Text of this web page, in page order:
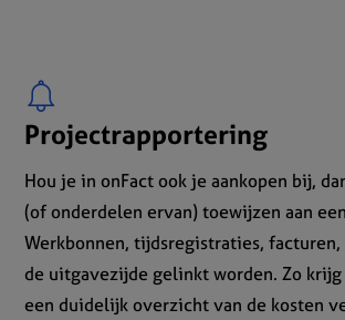
Projectrapportering
Hou je in onFact ook je aankopen bij,
(of onderdelen ervan) toewijzen aan
Werkbonnen, tijdsregistraties, facturen,
de uitgavezijde gelinkt worden. Zo
een duidelijk overzicht van de kosten